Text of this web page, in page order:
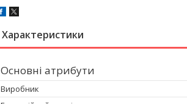
Характеристики
Основні атрибути
Виробник